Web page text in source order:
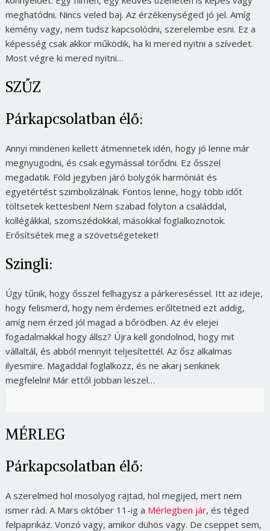
meghatódni. Nincs veled baj. Az érzékenységed jó jel. Amíg
kemény vagy, nem tudsz kapcsolódni, szerelembe esni. Ez a
képesség csak akkor működik, ha ki mered nyitni a szívedet.
Most végre ki mered nyitni…
SZŰZ
Párkapcsolatban élő:
Annyi mindenen kellett átmennetek idén, hogy jó lenne már
megnyugodni, és csak egymással törődni. Ez ősszel
megadatik. Föld jegyben járó bolygók harmóniát és
egyetértést szimbolizálnak. Fontos lenne, hogy több időt
töltsetek kettesben! Nem szabad folyton a családdal,
kollégákkal, szomszédokkal, másokkal foglalkoznotok.
Erősítsétek meg a szövetségeteket!
Szingli:
Úgy tűnik, hogy ősszel felhagysz a párkereséssel. Itt az ideje,
hogy felismerd, hogy nem érdemes erőltetned ezt addig,
amíg nem érzed jól magad a bőrödben. Az év elejei
fogadalmakkal hogy állsz? Újra kell gondolnod, hogy mit
vállaltál, és abból mennyit teljesítettél. Az ősz alkalmas
ilyesmire. Magaddal foglalkozz, és ne akarj senkinek
megfelelni! Már ettől jobban leszel…
MÉRLEG
Párkapcsolatban élő:
A szerelmed hol mosolyog rajtad, hol megijed, mert nem
ismer rád. A Mars október 11-ig a Mérlegben jár, és téged
felpaprikáz. Vonzó vagy, amikor dühös vagy. De cseppet sem,